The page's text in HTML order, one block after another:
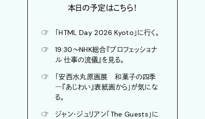
本日の予定はこちら！
☞
「HTML Day 2026 Kyoto」に行く。
☞
19:30〜NHK総合『プロフェッショナ
ル 仕事の流儀』を見る。
☞
「安西水丸原画展 和菓子の四季
―『あじわい』表紙画から」が気にな
る。
☞
ジャン・ジュリアン「The Guests」に